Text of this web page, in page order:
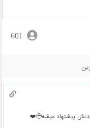
601
پیشنهاد میشه🥹❤️